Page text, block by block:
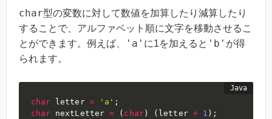
char型の変数に対して数値を加算したり減算したり
することで、アルファベット順に文字を移動させるこ
とができます。例えば、
'a' に1を加えると 'b' が得
られます。
char letter = 'a' ;
char nextLetter = ( char) ( letter + 1 ) ;